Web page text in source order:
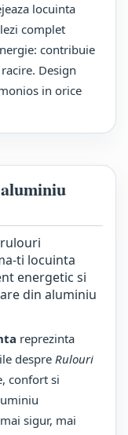
locuinta
complet
contribuie
Design
in orice
ti locuinta
energetic si
din aluminiu
reprezinta
despre Rulouri
confort si
sigur, mai